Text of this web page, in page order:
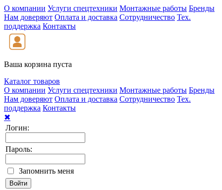
О компании Услуги спецтехники Монтажные работы Бренды
Нам доверяют Оплата и доставка Сотрудничество Тех.
поддержка Контакты
Ваша корзина пуста
Каталог товаров
О компании Услуги спецтехники Монтажные работы Бренды
Нам доверяют Оплата и доставка Сотрудничество Тех.
поддержка Контакты
✖
Логин:
Пароль:
Запомнить меня